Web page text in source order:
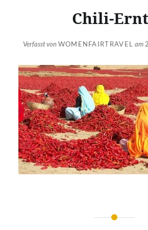
Chili-
Verfasst vonWOMENFAIRTRAVEL am
Beitragsnavigation